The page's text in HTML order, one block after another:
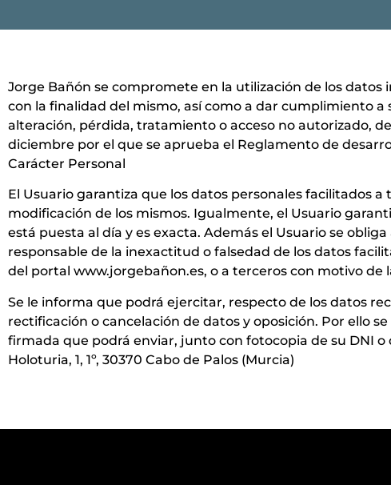
Jorge Bañón se compromete en la utilización de los
con la finalidad del mismo, así como a dar cumplimiento
alteración, pérdida, tratamiento o acceso no autorizado,
diciembre por el que se aprueba el Reglamento de
Carácter Personal
El Usuario garantiza que los datos personales facilitados
modificación de los mismos. Igualmente, el Usuario
está puesta al día y es exacta. Además el Usuario se
responsable de la inexactitud o falsedad de los datos
del portal www.jorgebañon.es, o a terceros con motivo de
Se le informa que podrá ejercitar, respecto de los datos
rectificación o cancelación de datos y oposición. Por ello
firmada que podrá enviar, junto con fotocopia de su DNI
Holoturia, 1, 1º, 30370 Cabo de Palos (Murcia)